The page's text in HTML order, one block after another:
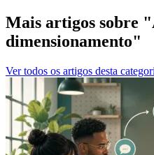
Mais artigos sobre
dimensionamento"
Ver todos os artigos desta